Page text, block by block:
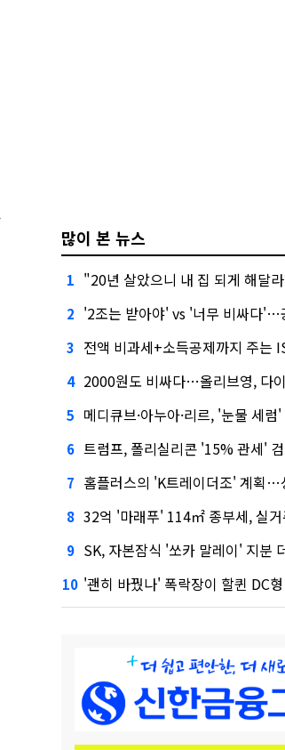
많이 본 뉴스
1 "20년 살았으니 내 집 되게 해달
2 '2조는 받아야' vs '너무 비싸다'…공차, 매
3 전액 비과세+소득공제까지 주는
4 2000원도 비싸다…올리브영, 다이소 공세에 '가
5 메디큐브·아누아·리르, '눈물 세럼' 생산
6 트럼프, 폴리실리콘 '15% 관세' 검토…한화큐셀
7 홈플러스의 'K트레이더조' 계획…성공 가
8 32억 '마래푸' 114㎡ 종부세, 실거주면 줄지만
9 SK, 자본잠식 '쏘카 말레이' 지분
10 '괜히 바꿨나' 폭락장이 할퀸 DC형 퇴직연금…